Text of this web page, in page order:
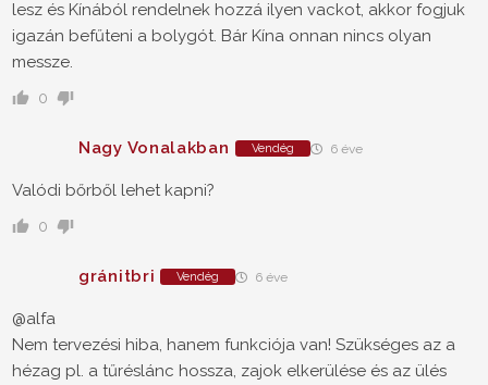
lesz és Kínából rendelnek hozzá ilyen vackot, akkor fogjuk
igazán befűteni a bolygót. Bár Kína onnan nincs olyan
messze.
0
Nagy Vonalakban Vendég 6 éve
Valódi bőrből lehet kapni?
0
gránitbri Vendég 6 éve
@alfa
Nem tervezési hiba, hanem funkciója van! Szükséges az a
hézag pl. a tűréslánc hossza, zajok elkerülése és az ülés